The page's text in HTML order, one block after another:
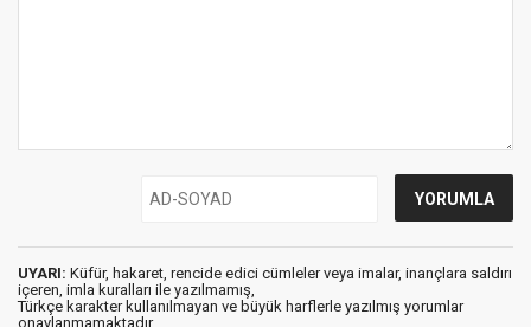
UYARI: Küfür, hakaret, rencide edici cümleler veya imalar, inançlara saldırı
içeren, imla kuralları ile yazılmamış,
Türkçe karakter kullanılmayan ve büyük harflerle yazılmış yorumlar
onaylanmamaktadır.